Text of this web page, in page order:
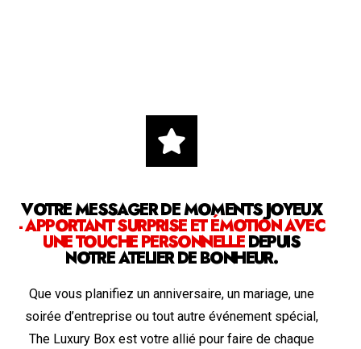
VOTRE MESSAGER DE MOMENTS JOYEUX
- APPORTANT SURPRISE ET ÉMOTION AVEC
UNE TOUCHE PERSONNELLEDEPUIS
NOTRE ATELIER DE BONHEUR.
Que vous planifiez un anniversaire, un mariage, une
soirée d’entreprise ou tout autre événement spécial,
The Luxury Box est votre allié pour faire de chaque